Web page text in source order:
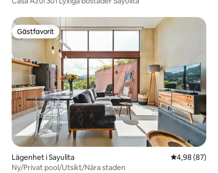
Gästfavorit
Gästfavorit
Lägenhet i Sayulita 4,98 av 5 i
4,98 (87)
Ny/Privat pool/Utsikt/Nära staden